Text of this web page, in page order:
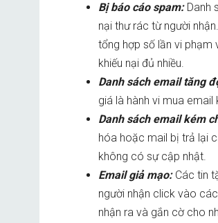
Bị báo cáo spam:Danh
nại thư rác từ người
tổng hợp số lần vi phạm
khiếu nại đủ nhiều.
Danh sách email tăng
giá là hành vi mua email
Danh sách email kém
hóa hoặc mail bị trả lại
không có sự cập nhật.
Email giả mạo: Các tin
người nhận click vào
nhận ra và gắn cờ cho